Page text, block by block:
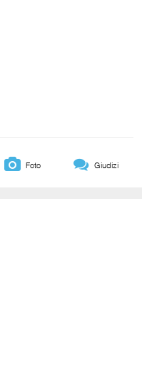
Foto Giudizi